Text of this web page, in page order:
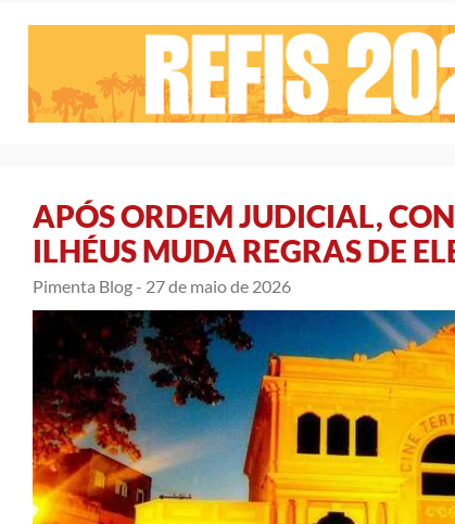
APÓS ORDEM JUDICIAL,
ILHÉUS MUDA REGRAS DE
Pimenta Blog - 27 de maio de 2026